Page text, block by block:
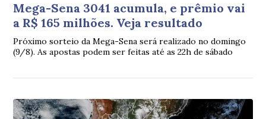
Mega-Sena 3041 acumula, e prêmio vai
a R$ 165 milhões. Veja resultado
Próximo sorteio da Mega-Sena será realizado no domingo
(9/8). As apostas podem ser feitas até as 22h de sábado